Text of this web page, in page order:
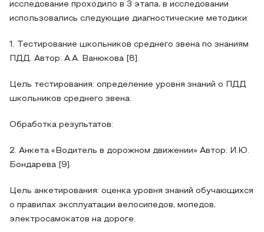
исследование проходило в 3 этапа, в исследовании
использовались следующие диагностические методики:
1. Тестирование школьников среднего звена по знаниям
ПДД. Автор: А.А. Ванюкова [8].
Цель тестирования: определение уровня знаний о ПДД
школьников среднего звена.
Обработка результатов:
2. Анкета «Водитель в дорожном движении» Автор: И.Ю.
Бондарева [9].
Цель анкетирования: оценка уровня знаний обучающихся
о правилах эксплуатации велосипедов, мопедов,
электросамокатов на дороге.